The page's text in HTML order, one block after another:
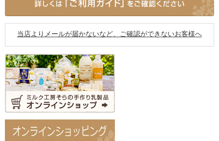
当店よりメールが届かないなど、ご確認ができないお客様へ